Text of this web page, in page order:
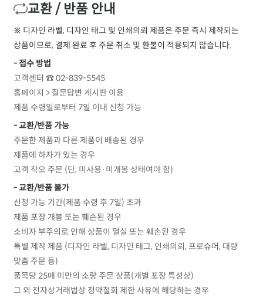
교환 / 반품 안내
※ 디자인 라벨, 디자인 태그 및 인쇄의뢰 제품은 주문 즉시 제작되는
상품이므로, 결제 완료 후 주문 취소 및 환불이 적용되지 않습니다.
- 접수 방법
고객센터 ☎ 02-839-5545
홈페이지 > 질문답변 게시판 이용
제품 수령일로부터 7일 이내 신청 가능
- 교환/반품 가능
주문한 제품과 다른 제품이 배송된 경우
제품에 하자가 있는 경우
고객 착오 주문 (단, 미사용·미개봉 상태여야 함)
- 교환/반품 불가
신청 가능 기간(제품 수령 후 7일) 초과
제품 포장 개봉 또는 훼손된 경우
소비자 부주의로 인해 상품이 멸실 또는 훼손된 경우
특별 제작 제품 (디자인 라벨, 디자인 태그, 인쇄의뢰, 프로슈머, 대량
맞춤 주문 등)
품목당 25매 미만의 소량 주문 상품(개별 포장 특성상)
그 외 전자상거래법상 청약철회 제한 사유에 해당하는 경우